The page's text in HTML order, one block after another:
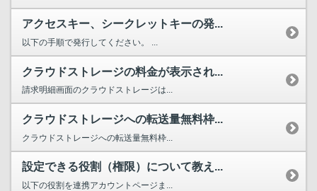
アクセスキー、シークレットキーの発...
以下の手順で発行してください。 ...
クラウドストレージの料金が表示され...
請求明細画面のクラウドストレージは...
クラウドストレージへの転送量無料枠...
クラウドストレージへの転送量無料枠...
設定できる役割（権限）について教え...
以下の役割を連携アカウントページま...